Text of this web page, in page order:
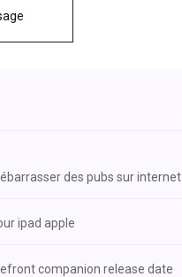
des pubs sur internet
ipad apple
companion release date